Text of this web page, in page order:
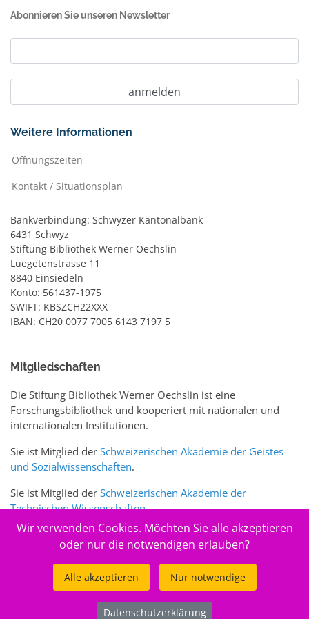
Abonnieren Sie unseren Newsletter
Weitere Informationen
Öffnungszeiten
Kontakt / Situationsplan
Bankverbindung: Schwyzer Kantonalbank
6431 Schwyz
Stiftung Bibliothek Werner Oechslin
Luegetenstrasse 11
8840 Einsiedeln
Konto: 561437-1975
SWIFT: KBSZCH22XXX
IBAN: CH20 0077 7005 6143 7197 5
Mitgliedschaften
Die Stiftung Bibliothek Werner Oechslin ist eine
Forschungsbibliothek und kooperiert mit nationalen und
internationalen Institutionen.
Sie ist Mitglied der Schweizerischen Akademie der Geistes-
und Sozialwissenschaften.
Sie ist Mitglied der Schweizerischen Akademie der
Technischen Wissenschaften.
Sie ist zudem Mitglied des Schweizer Portalswww.sciences-
Stiftung Bibliothek Werner Oechslin
Wir verwenden Cookies. Möchten Sie alle akzeptieren
oder nur die notwendigen erlauben?
Alle akzeptieren Nur notwendige
Datenschutzerklärung